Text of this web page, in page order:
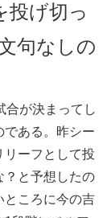
投げ切っ
句なしの
合が決まってし
である。昨シー
リーフとして投
？と予想したの
ところに今の吉